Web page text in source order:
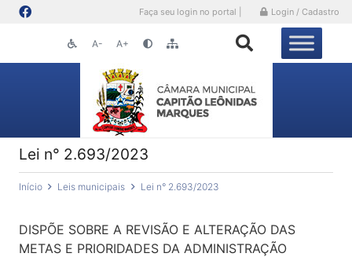
Faça seu login no portal | Login / Cadastro
A- A+
Lei n° 2.693/2023
Início Leis municipais Lei n° 2.693/2023
DISPÕE SOBRE A REVISÃO E ALTERAÇÃO DAS
METAS E PRIORIDADES DA ADMINISTRAÇÃO